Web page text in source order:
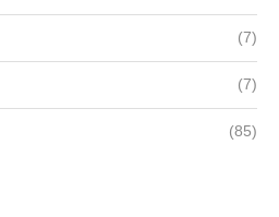
(7)
(7)
(85)